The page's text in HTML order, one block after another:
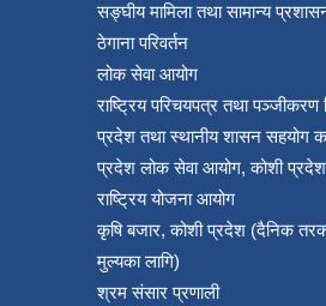
सङ्‍घीय मामिला तथा सामान्य
ठेगाना परिवर्तन
लोक सेवा आयोग
राष्ट्रिय परिचयपत्र तथा पञ्‍जीकरण
प्रदेश तथा स्थानीय शासन सहयोग
प्रदेश लोक सेवा आयोग, कोशी प्रदेश
राष्ट्रिय योजना आयोग
कृषि बजार, कोशी प्रदेश (दैनिक
मुल्यका लागि)
श्रम संसार प्रणाली